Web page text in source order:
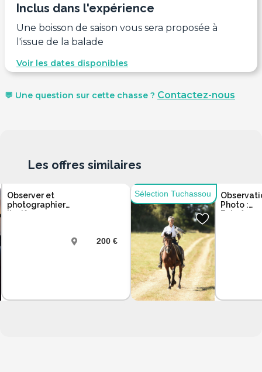
Inclus dans l'expérience
Une boisson de saison vous sera proposée à
l'issue de la balade
Voir les dates disponibles
💬 Une question sur cette chasse ? Contactez-nous
Observer et
photographier
l'avifaune
200 €
Sélection Tuchassou
Photo :
Les offres similaires